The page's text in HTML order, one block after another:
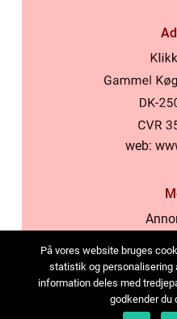
web:
På vores website bruges
statistik og personalisering
information deles med
godkender du